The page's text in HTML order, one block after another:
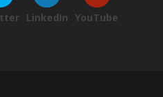
LinkedIn YouTube